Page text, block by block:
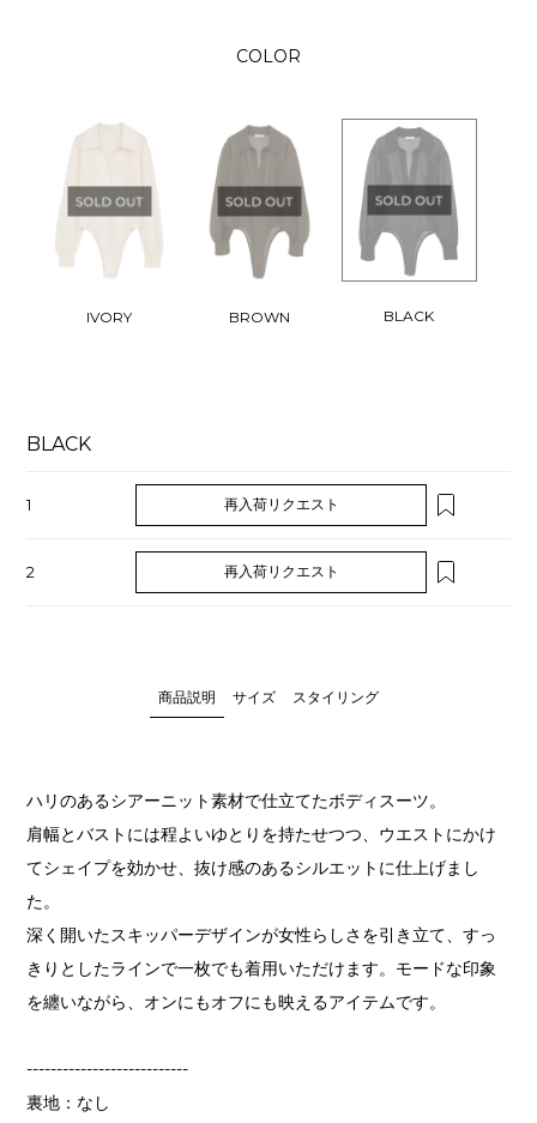
COLOR
IVORY BROWN BLACK
BLACK
1 再入荷リクエスト
2 再入荷リクエスト
商品説明 サイズ スタイリング
ハリのあるシアーニット素材で仕立てたボディスーツ。
肩幅とバストには程よいゆとりを持たせつつ、ウエストにかけ
てシェイプを効かせ、抜け感のあるシルエットに仕上げまし
た。
深く開いたスキッパーデザインが女性らしさを引き立て、すっ
きりとしたラインで一枚でも着用いただけます。モードな印象
を纏いながら、オンにもオフにも映えるアイテムです。
---------------------------
裏地：なし